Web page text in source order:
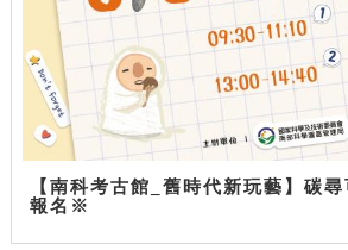
【南科考古館_舊時代新玩藝】碳
報名※